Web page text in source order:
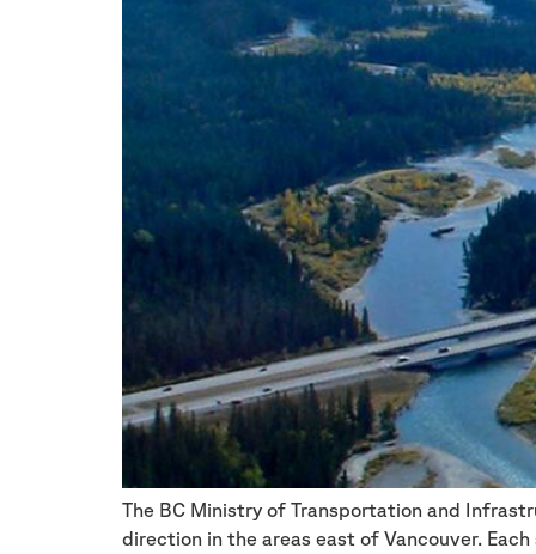
The BC Ministry of Transportation and
direction in the areas east of Vancouver.